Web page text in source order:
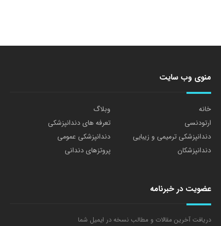
منوی وب سایت
خانه
وبلاگ
ارتودنسی
تعرفه های دندانپزشکی
دندانپزشکی ترمیمی و زیبایی
دندانپزشکی عمومی
دندانپزشکان
پروتزهای دندانی
عضویت در خبرنامه
دریافت آخرین مقالات و مطالب نسخه در ایمیل شما